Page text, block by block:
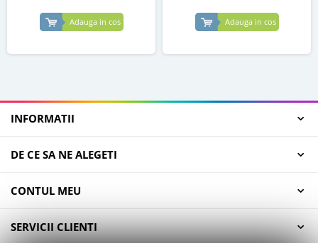
Adauga in cos Adauga in cos
INFORMATII
DE CE SA NE ALEGETI
CONTUL MEU
SERVICII CLIENTI